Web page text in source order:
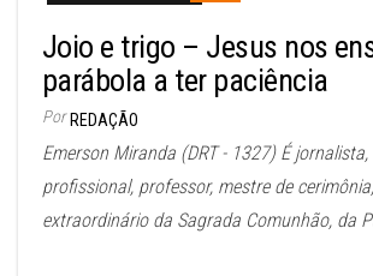
Joio e trigo – Jesus nos
parábola a ter paciência
Por REDAÇÃO
Emerson Miranda (DRT - 1327) É
profissional, professor, mestre de
extraordinário da Sagrada Comunhão, da